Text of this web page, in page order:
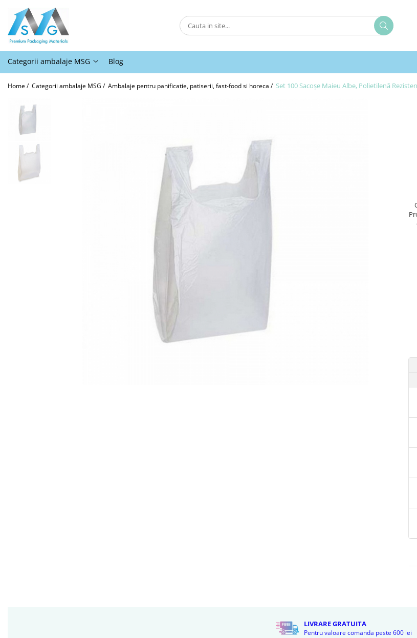
Categorii ambalaje MSG
Ambalaje pentru panificatie,
patiserii, fast-food si horeca
industria de procesare a carnii
moraritului
Ambalaje agro-industriale
Protectie
Categorii ambalaje MSG Blog
Home / Categorii ambalaje MSG / Ambalaje pentru panificatie, patiserii, fast-food si horeca / Set 100 Sacoșe Maieu Albe, Polietilenă
LIVRARE GRATUITA
Pentru valoare comanda peste 600 lei